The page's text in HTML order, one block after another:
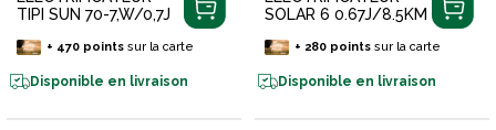
TIPI SUN 70-7,W/0,7J
+ 470pointssur la carte
Disponible en livraison
SOLAR 6 0.67J/8.5KM
+ 280pointssur la carte
Disponible en livraison